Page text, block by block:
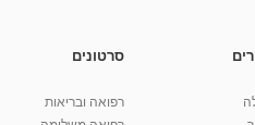
סרטונים
רפואה ובריאות